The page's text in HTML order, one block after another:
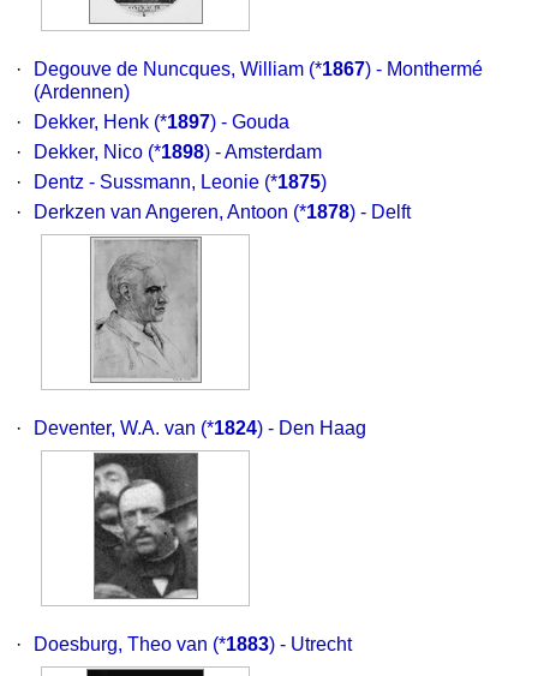
· Degouve de Nuncques, William (*1867) - Monthermé
(Ardennen)
·
Dekker, Henk (*1897) - Gouda
·
Dekker, Nico (*1898) - Amsterdam
·
Dentz - Sussmann, Leonie (*1875)
·
Derkzen van Angeren, Antoon (*1878) - Delft
· Deventer, W.A. van (*1824) - Den Haag
· Doesburg, Theo van (*1883) - Utrecht